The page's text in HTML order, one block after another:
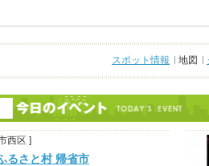
スポット情報 地図
西区 ]
るさと村 帰省市